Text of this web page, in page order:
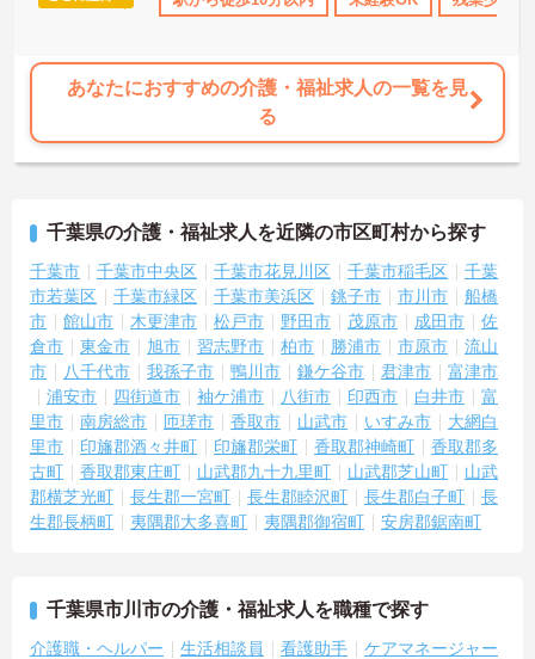
あなたにおすすめの介護・福祉求人の一覧を見
る
千葉県の介護・福祉求人を近隣の市区町村から探す
千葉市 千葉市中央区 千葉市花見川区 千葉市稲毛区
千葉
市若葉区
千葉市緑区 千葉市美浜区 銚子市 市川市
船橋
市
館山市 木更津市 松戸市 野田市 茂原市 成田市
佐
倉市
東金市 旭市 習志野市 柏市 勝浦市 市原市
流山
市
八千代市 我孫子市 鴨川市 鎌ケ谷市 君津市
富津市
浦安市
四街道市 袖ケ浦市 八街市 印西市 白井市
富
里市
南房総市 匝瑳市 香取市 山武市 いすみ市
大網白
里市
印旛郡酒々井町 印旛郡栄町 香取郡神崎町
香取郡多
古町
香取郡東庄町 山武郡九十九里町 山武郡芝山町
山武
郡横芝光町
長生郡一宮町 長生郡睦沢町 長生郡白子町
長
生郡長柄町
夷隅郡大多喜町 夷隅郡御宿町 安房郡鋸南町
千葉県市川市の介護・福祉求人を職種で探す
介護職・ヘルパー 生活相談員 看護助手
ケアマネージャー